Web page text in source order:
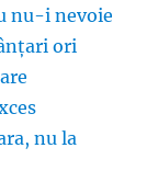
nu-i nevoie
ori
nu la